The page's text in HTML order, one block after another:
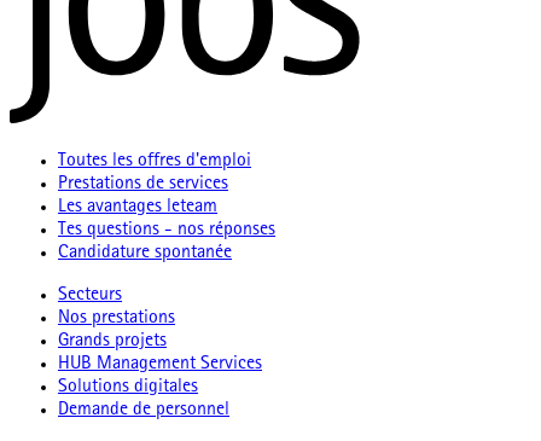
Toutes les offres d'emploi
Prestations de services
Les avantages leteam
Tes questions - nos réponses
Candidature spontanée
Secteurs
Nos prestations
Grands projets
HUB Management Services
Solutions digitales
Demande de personnel